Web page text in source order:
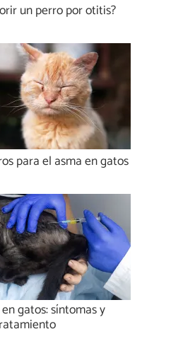
un perro por otitis?
para el asma en gatos
gatos: síntomas y